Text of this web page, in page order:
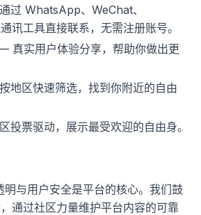
过 WhatsApp、WeChat、
讯工具直接联系，无需注册账号。
真实用户体验分享，帮助你做出更
地区快速筛选，找到你附近的自由
投票驱动，展示最受欢迎的自由身。
与用户安全是平台的核心。我们鼓
通过社区力量维护平台内容的可靠